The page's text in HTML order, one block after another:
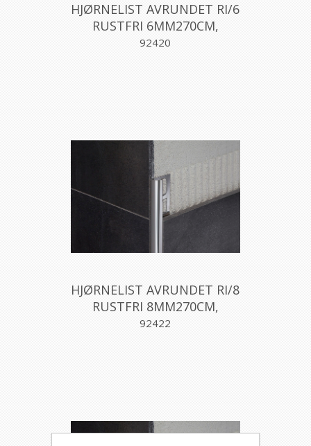
HJØRNELIST AVRUNDET RI/6
RUSTFRI 6MM270CM,
PROFILPAS
92420
HJØRNELIST AVRUNDET RI/8
RUSTFRI 8MM270CM,
PROFILPAS
92422